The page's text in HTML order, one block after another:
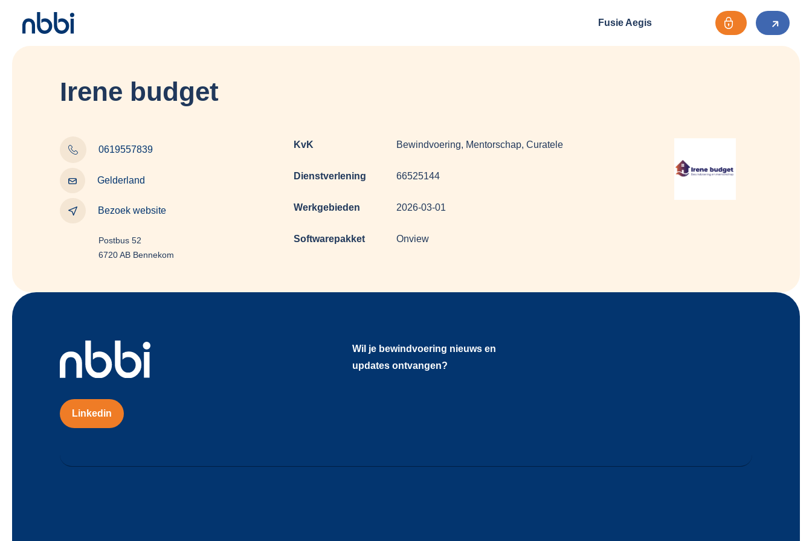
Fusie Aegis
Irene budget
0619557839
Gelderland
Bezoek website
Postbus 52
6720 AB Bennekom
KvK Bewindvoering, Mentorschap, Curatele
Dienstverlening 66525144
Werkgebieden 2026-03-01
Softwarepakket Onview
Linkedin
Wil je bewindvoering nieuws en
updates ontvangen?